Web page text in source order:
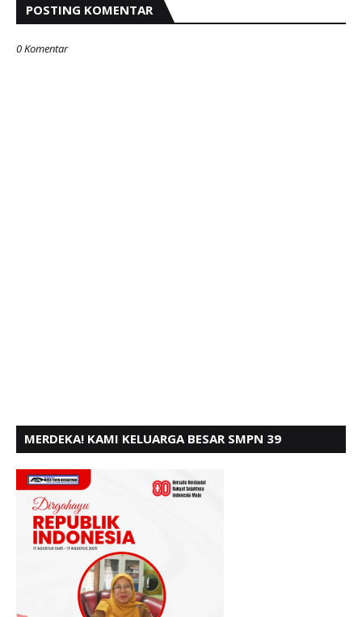
POSTING KOMENTAR
0 Komentar
MERDEKA! KAMI KELUARGA BESAR SMPN 39